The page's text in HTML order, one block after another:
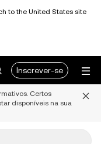
to the United States site
Inscrever-se
Certos
disponíveis na sua